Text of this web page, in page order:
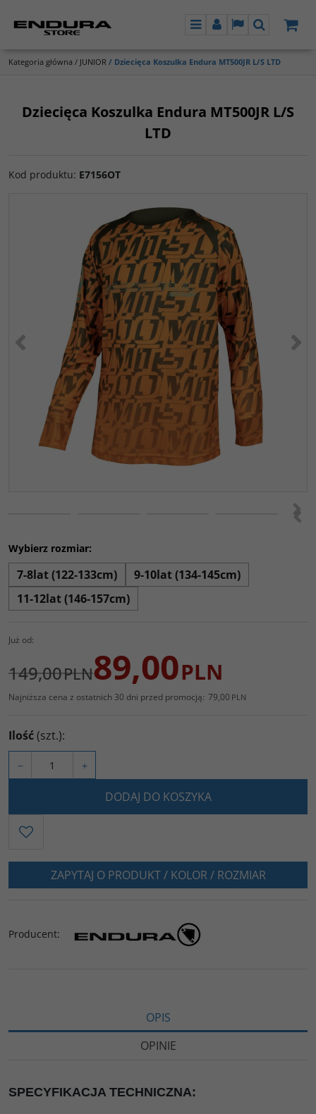
MenuPanel LangSzukaj
Kategoria główna / JUNIOR / Dziecięca Koszulka Endura MT500JR L/S LTD
Dziecięca Koszulka Endura MT500JR L/S
LTD
Kod produktu: E7156OT
<
<
Wybierz rozmiar:
7-8lat (122-133cm)
9-10lat (134-145cm)
11-12lat (146-157cm)
Już od:
149,00PLN89,00PLN
Najniższa cena z ostatnich 30 dni przed promocją: 79,00 PLN
Ilość(szt.):
− +
DODAJ DO KOSZYKA
ZAPYTAJ O PRODUKT / KOLOR / ROZMIAR
Producent:
OPIS
OPINIE
SPECYFIKACJA TECHNICZNA: